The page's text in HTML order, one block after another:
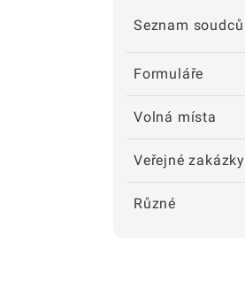
Seznam soudců
Formuláře
Volná místa
Veřejné zakázky
Různé